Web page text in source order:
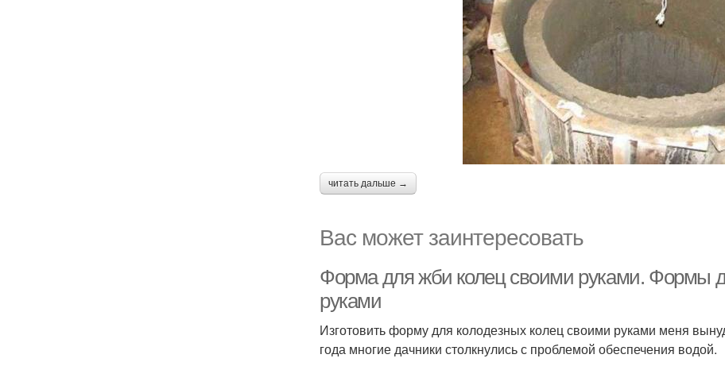
читать дальше →
Вас может заинтересовать
Форма для жби колец своими руками. Формы
руками
Изготовить форму для колодезных колец своими руками меня
года многие дачники столкнулись с проблемой обеспечения водой.